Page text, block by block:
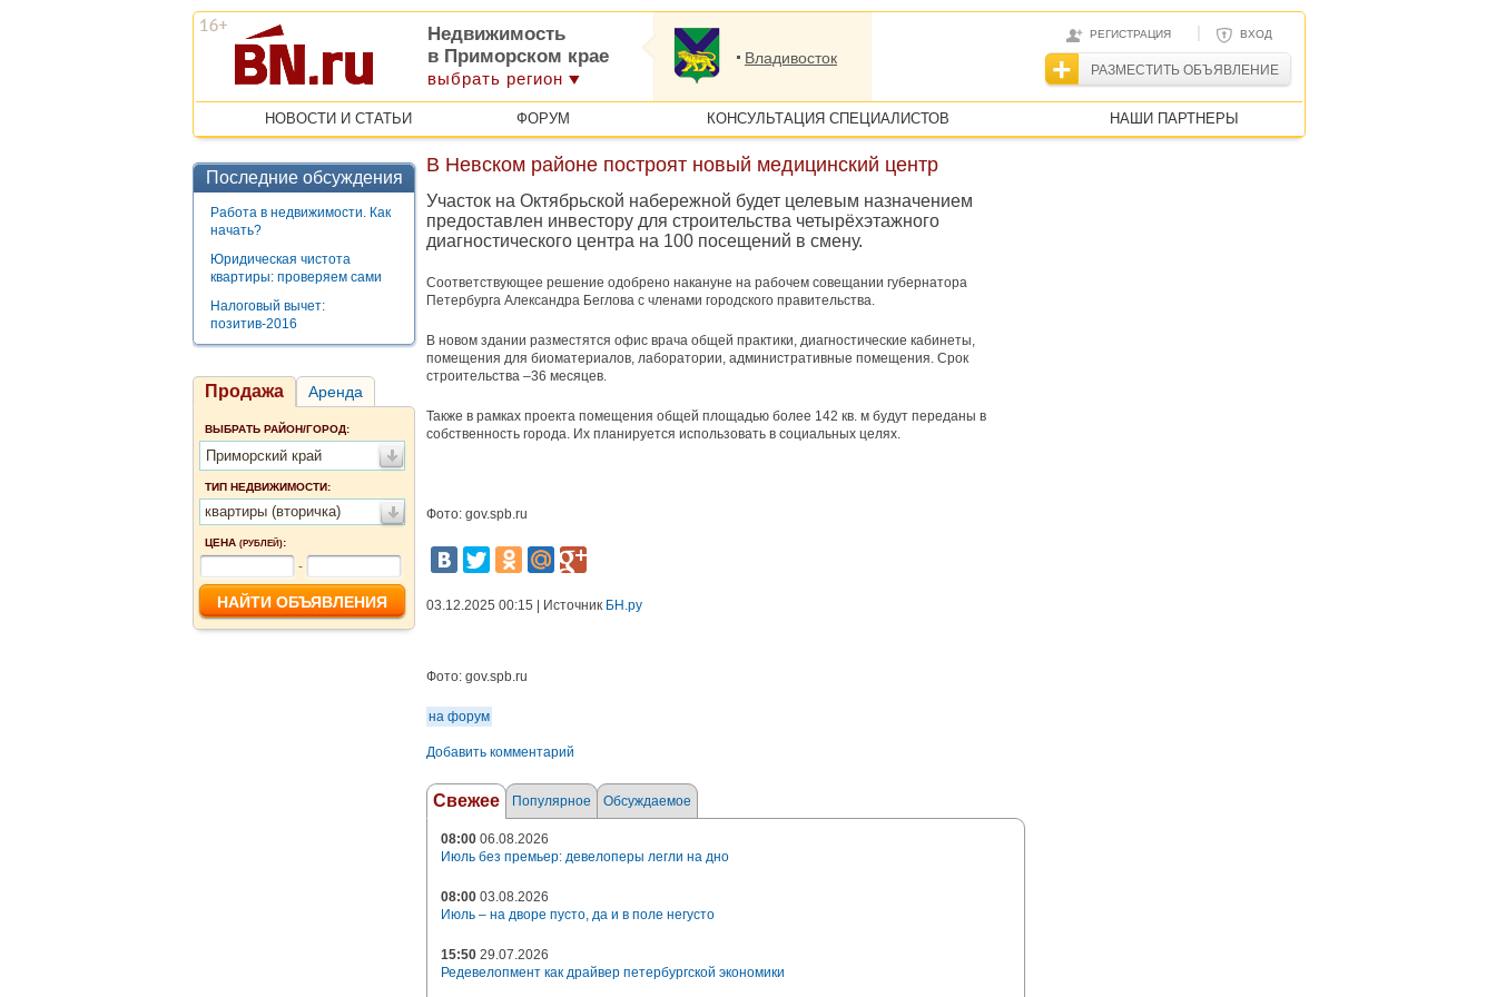
РЕГИСТРАЦИЯ | ВХОД
РАЗМЕСТИТЬ ОБЪЯВЛЕНИЕ
Недвижимость
в Приморском крае
выбрать регион
Владивосток
НОВОСТИ И СТАТЬИ ФОРУМ КОНСУЛЬТАЦИЯ СПЕЦИАЛИСТОВ НАШИ ПАРТНЕРЫ
Последние обсуждения
Работа в недвижимости. Как
начать?
Юридическая чистота
квартиры: проверяем сами
Налоговый вычет:
позитив-2016
Продажа Аренда
ВЫБРАТЬ РАЙОН/ГОРОД:
Приморский край
ТИП НЕДВИЖИМОСТИ:
квартиры (вторичка)
ЦЕНА (РУБЛЕЙ):
-
В Невском районе построят новый медицинский центр
Участок на Октябрьской набережной будет целевым назначением
предоставлен инвестору для строительства четырёхэтажного
диагностического центра на 100 посещений в смену.
Соответствующее решение одобрено накануне на рабочем совещании губернатора
Петербурга Александра Беглова с членами городского правительства.
В новом здании разместятся офис врача общей практики, диагностические кабинеты,
помещения для биоматериалов, лаборатории, административные помещения. Срок
строительства –36 месяцев.
Также в рамках проекта помещения общей площадью более 142 кв. м будут переданы в
собственность города. Их планируется использовать в социальных целях.
Фото: gov.spb.ru
03.12.2025 00:15 | Источник БН.ру
Фото: gov.spb.ru
на форум
Добавить комментарий
Свежее Популярное Обсуждаемое
08:00 06.08.2026
Июль без премьер: девелоперы легли на дно
08:00 03.08.2026
Июль – на дворе пусто, да и в поле негусто
15:50 29.07.2026
Редевелопмент как драйвер петербургской экономики